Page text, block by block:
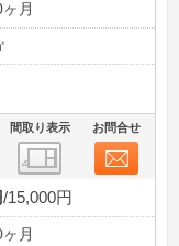
月
間取り表示 お問合せ
15,000円
月